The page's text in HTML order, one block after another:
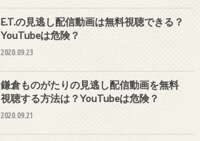
E.T.の見逃し配信動画は無料視聴できる？
YouTubeは危険？
2020.09.23
鎌倉ものがたりの見逃し配信動画を無料
視聴する方法は？YouTubeは危険？
2020.09.21